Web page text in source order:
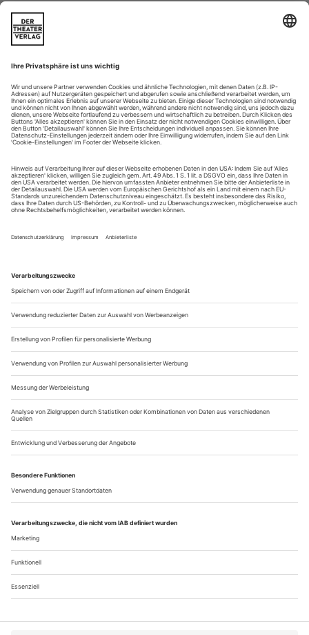
Papiertheater, handgemacht
Düster und rätselhaft schön: Achim Freyer schenkt Gera in Wagners
«Fliegendem Holländer» seine gesamte künstlerische Phantasie
Neunzig Jahre alt ist der Maler und Regisseur Achim Freyer,
doch er hüpft in seinen Sneakers über die Bühne wie ein
Rumpelstilzchen. Der weiße Haarschopf wackelt, der Bart
zittert. Die einzige Sorge: dass er nicht doch noch über die
knöchelhohe Schwelle stolpert, die einmal quer über die
demonstrativ und erinnert...
Laute(r) Frivolitäten
Neuaufnahmen
von Jacques Offenbachs
Opéra bouffe «La Vie parisienne» in
der von ihr initiierten und inzwischen auf 41
Gesamtaufnahmen französischer Opern des 19. Jahrhunderts
angewachsenen CD-Reihe einen Volltreffer gelandet. Dabei
zahlt es sich aus, dass das Engagement nicht nur den Gipfeln
der ernsten, sondern auch...
Gut gebaut
Milch-Sheriff: Alma an der Volksoper Wien
Dem Kurzzeit-Schwiegersohn Ernst Krenek zufolge war sie
eigentlich recht einfach zu begreifen: «Ihr Stil war der von
Wagners Brünnhilde, transportiert in die Atmosphäre
derFledermaus.» Aber war Alma Mahler-Werfel wirklich eine
solche Sphinx, nur ohne Geheimnis? Ihre große Kunst, geliebt
zu werden, nicht nur von Gustav Mahler, Walter Gropius,
Oskar Kokoschka und...
Über uns Kontakt Kritikerumfrage Newsletter